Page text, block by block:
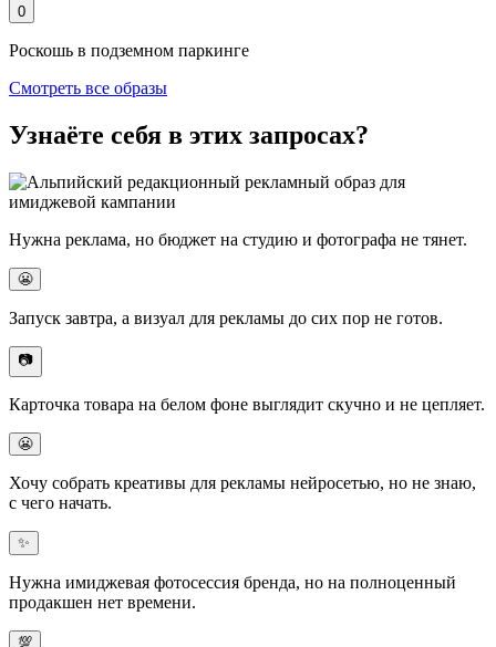
0
Роскошь в подземном паркинге
Смотреть все образы
Узнаёте себя в этих запросах?
Нужна реклама, но бюджет на студию и фотографа не тянет.
😬
Запуск завтра, а визуал для рекламы до сих пор не готов.
📷
Карточка товара на белом фоне выглядит скучно и не цепляет.
😬
Хочу собрать креативы для рекламы нейросетью, но не знаю,
с чего начать.
✨
Нужна имиджевая фотосессия бренда, но на полноценный
продакшен нет времени.
💯